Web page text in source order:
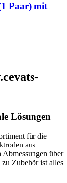
Paar) mit
Lösungen
für die
aus
Abmessungen über
zu Zubehör ist alles